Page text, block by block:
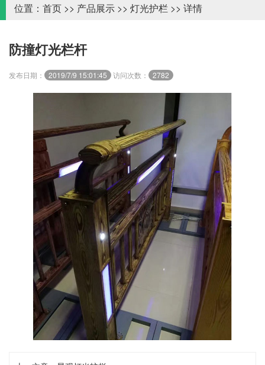
位置： 首页 >> 产品展示 >> 灯光护栏 >> 详情
防撞灯光栏杆
发布日期： 2019/7/9 15:01:45 访问次数： 2782